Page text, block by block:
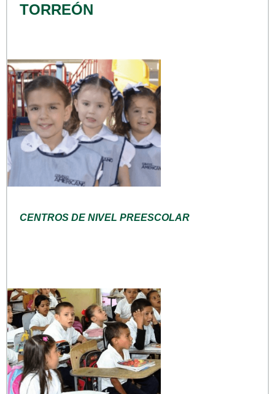
TORREÓN
CENTROS DE NIVEL PREESCOLAR